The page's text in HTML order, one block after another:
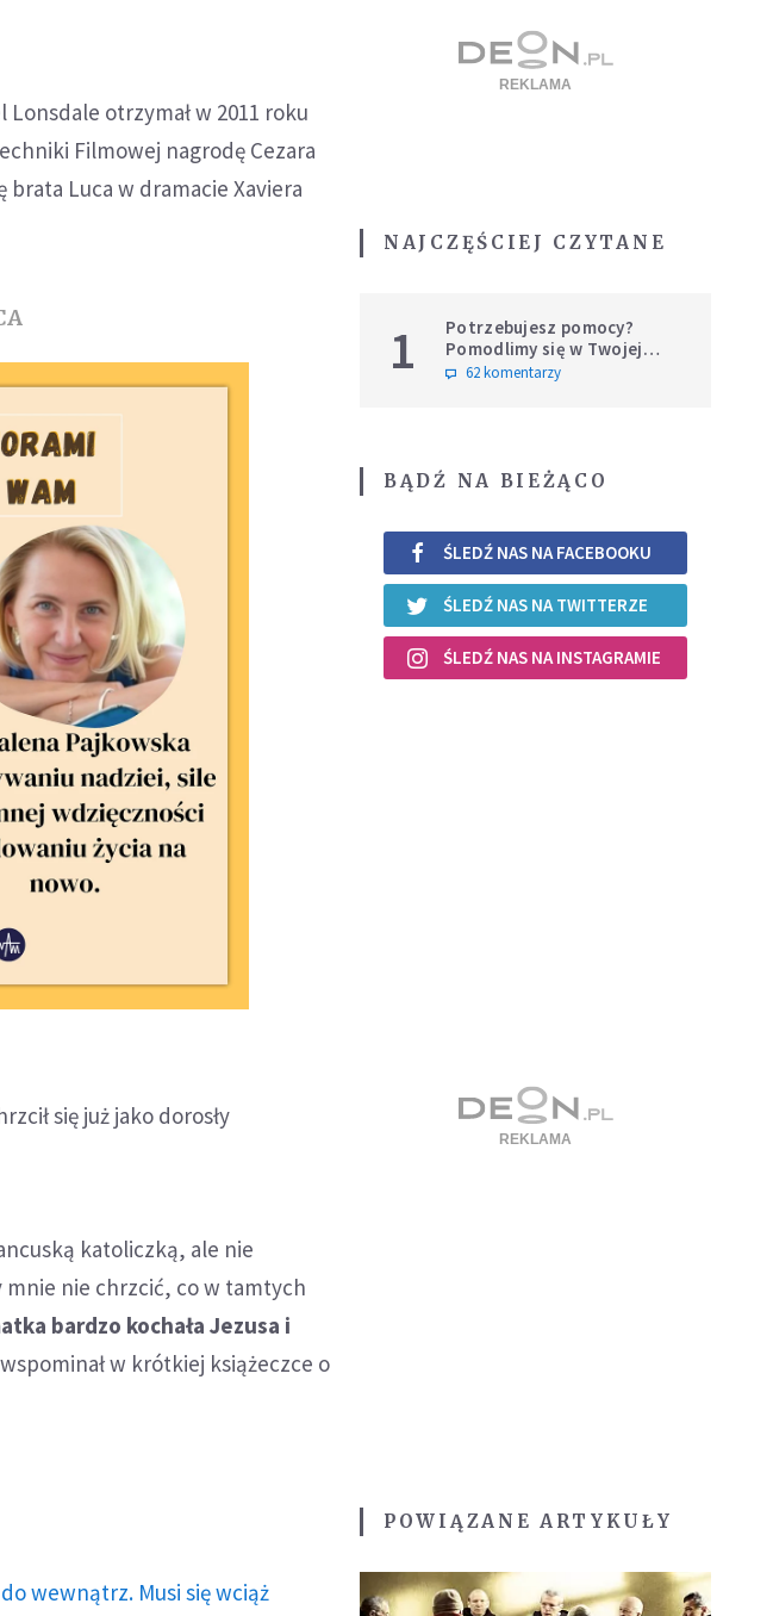
Lonsdale otrzymał w 2011 roku
Filmowej nagrodę Cezara
Luca w dramacie Xaviera
się już jako dorosły
katoliczką, ale nie
mnie nie chrzcić, co w tamtych
bardzo kochała Jezusa i
w krótkiej książeczce o
wewnątrz. Musi się wciąż
NAJCZĘŚCIEJ CZYTANE
1
Potrzebujesz pomocy?
Pomodlimy się w Twojej
intencji
62 komentarzy
BĄDŹ NA BIEŻĄCO
ŚLEDŹ NAS NA FACEBOOKU
ŚLEDŹ NAS NA TWITTERZE
ŚLEDŹ NAS NA INSTAGRAMIE
POWIĄZANE ARTYKUŁY